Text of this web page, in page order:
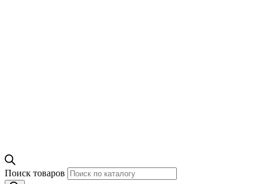
Поиск товаров